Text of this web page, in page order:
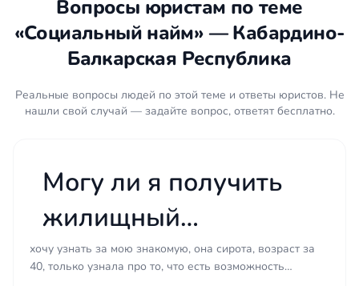
Контроль исполнения решения.После
получения положительного результата при
необходимости сопровождается исполнение:
регистрация договора, внесение изменений в
документы, снятие обременений.
или ордер на жильё (если есть).
состав семьи: свидетельства о рождении,
Справка о регистрации по месту
Вопросы юристам по теме
«Социальный найм» — Кабардино-
Балкарская Республика
Реальные вопросы людей по этой теме и ответы юристов. Не
нашли свой случай — задайте вопрос, ответят бесплатно.
Могу ли я получить
жилищный
сертификат, если мне
хочу узнать за мою знакомую, она сирота, возраст за
40, только узнала про то, что есть возможность